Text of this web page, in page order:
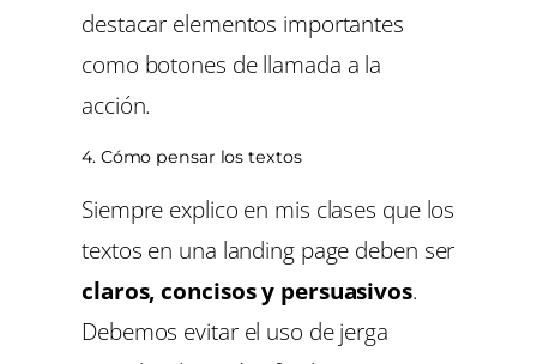
destacar elementos importantes
como botones de llamada a la
acción.
4. Cómo pensar los textos
Siempre explico en mis clases que los
textos en una landing page deben ser
claros, concisos y persuasivos.
Debemos evitar el uso de jerga